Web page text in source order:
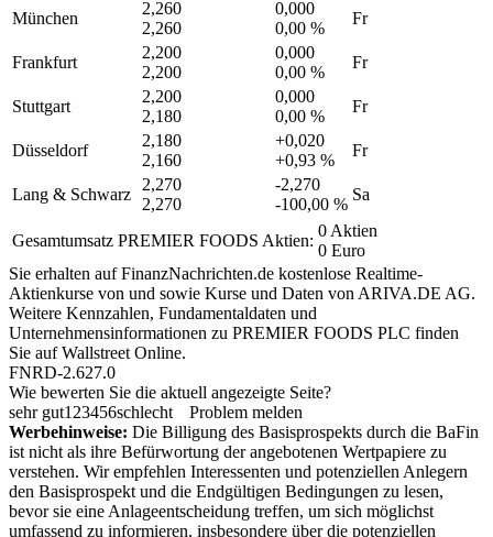
München
2,260
2,260
0,000
0,00 %
Fr
Frankfurt
2,200
2,200
0,000
0,00 %
Fr
Stuttgart
2,200
2,180
0,000
0,00 %
Fr
Düsseldorf
2,180
2,160
+0,020
+0,93 %
Fr
Lang & Schwarz
2,270
2,270
-2,270
-100,00 %
Sa
Gesamtumsatz PREMIER FOODS Aktien:
0 Aktien
0 Euro
Sie erhalten auf FinanzNachrichten.de kostenlose Realtime-
Aktienkurse von und sowie Kurse und Daten von ARIVA.DE AG.
Weitere Kennzahlen, Fundamentaldaten und
Unternehmensinformationen zu PREMIER FOODS PLC finden
Sie aufWallstreet Online.
FNRD-2.627.0
Wie bewerten Sie die aktuell angezeigte Seite?
sehr gut1 23456schlecht
Problem melden
Werbehinweise: Die Billigung des Basisprospekts durch die BaFin
ist nicht als ihre Befürwortung der angebotenen Wertpapiere zu
verstehen. Wir empfehlen Interessenten und potenziellen Anlegern
den Basisprospekt und die Endgültigen Bedingungen zu lesen,
bevor sie eine Anlageentscheidung treffen, um sich möglichst
umfassend zu informieren, insbesondere über die potenziellen